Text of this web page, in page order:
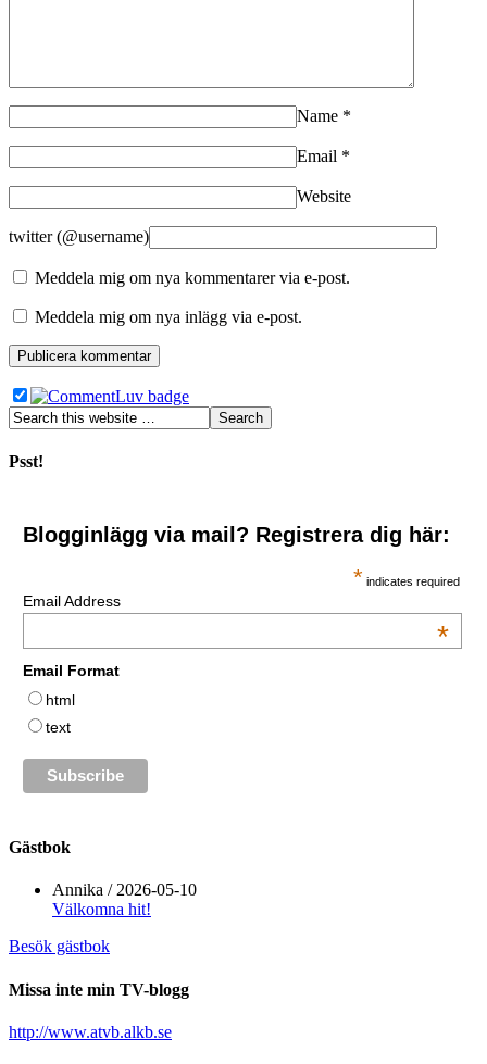
Name *
Email *
Website
twitter (@username)
Meddela mig om nya kommentarer via e-post.
Meddela mig om nya inlägg via e-post.
Psst!
Blogginlägg via mail? Registrera dig här:
* indicates required
Email Address
*
Email Format
html
text
Gästbok
Annika / 2026-05-10
Välkomna hit!
Besök gästbok
Missa inte min TV-blogg
http://www.atvb.alkb.se